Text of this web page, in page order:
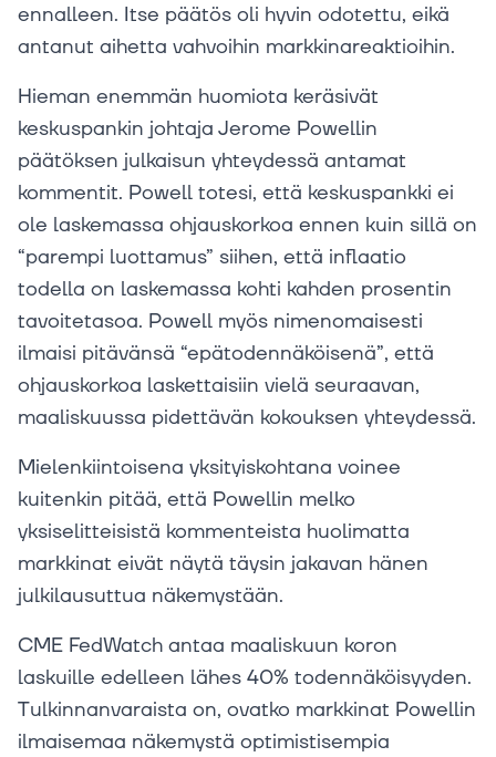
ennalleen. Itse päätös oli hyvin odotettu, eikä
antanut aihetta vahvoihin markkinareaktioihin.
Hieman enemmän huomiota keräsivät
keskuspankin johtaja Jerome Powellin
päätöksen julkaisun yhteydessä antamat
kommentit. Powell totesi, että keskuspankki ei
ole laskemassa ohjauskorkoa ennen kuin sillä on
“parempi luottamus” siihen, että inflaatio
todella on laskemassa kohti kahden prosentin
tavoitetasoa. Powell myös nimenomaisesti
ilmaisi pitävänsä “epätodennäköisenä”, että
ohjauskorkoa laskettaisiin vielä seuraavan,
maaliskuussa pidettävän kokouksen yhteydessä.
Mielenkiintoisena yksityiskohtana voinee
kuitenkin pitää, että Powellin melko
yksiselitteisistä kommenteista huolimatta
markkinat eivät näytä täysin jakavan hänen
julkilausuttua näkemystään.
CME FedWatch antaa maaliskuun koron
laskuille edelleen lähes 40% todennäköisyyden.
Tulkinnanvaraista on, ovatko markkinat Powellin
ilmaisemaa näkemystä optimistisempia